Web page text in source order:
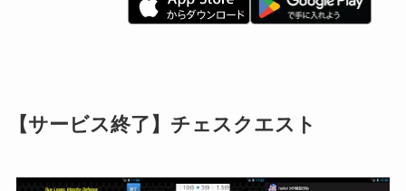
【サービス終了】チェスクエスト